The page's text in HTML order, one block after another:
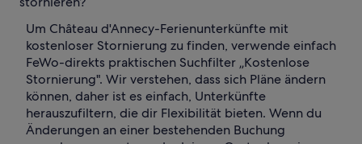
Um Château d'Annecy-Ferienunterkünfte mit
kostenloser Stornierung zu finden, verwende einfach
FeWo-direkts praktischen Suchfilter „Kostenlose
Stornierung". Wir verstehen, dass sich Pläne ändern
können, daher ist es einfach, Unterkünfte
herauszufiltern, die dir Flexibilität bieten. Wenn du
Änderungen an einer bestehenden Buchung